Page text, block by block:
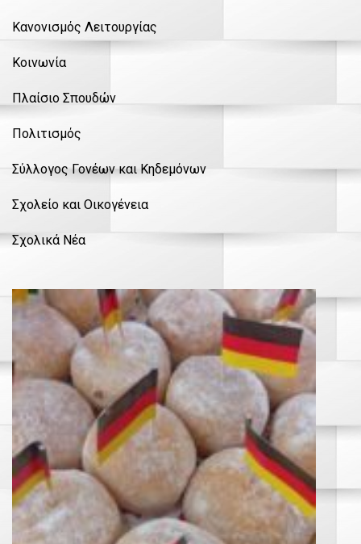
Κανονισμός Λειτουργίας
Κοινωνία
Πλαίσιο Σπουδών
Πολιτισμός
Σύλλογος Γονέων και Κηδεμόνων
Σχολείο και Οικογένεια
Σχολικά Νέα